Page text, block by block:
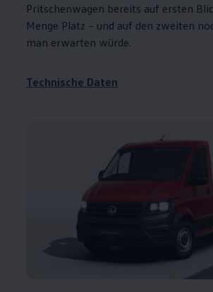
Pritschenwagen bereits auf ersten
Menge Platz – und auf den zweiten
man erwarten würde.
Technische Daten